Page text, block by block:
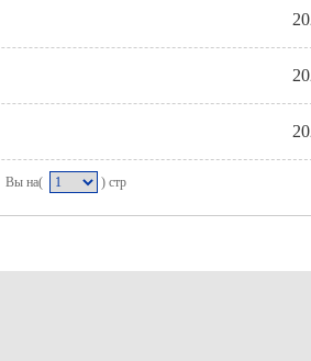
Вы на( ) стр